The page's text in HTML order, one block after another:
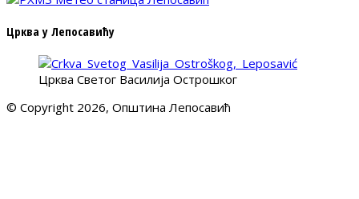
Црква у Лепосавићу
Црква Светог Василија Острошког
© Copyright 2026, Општина Лепосавић